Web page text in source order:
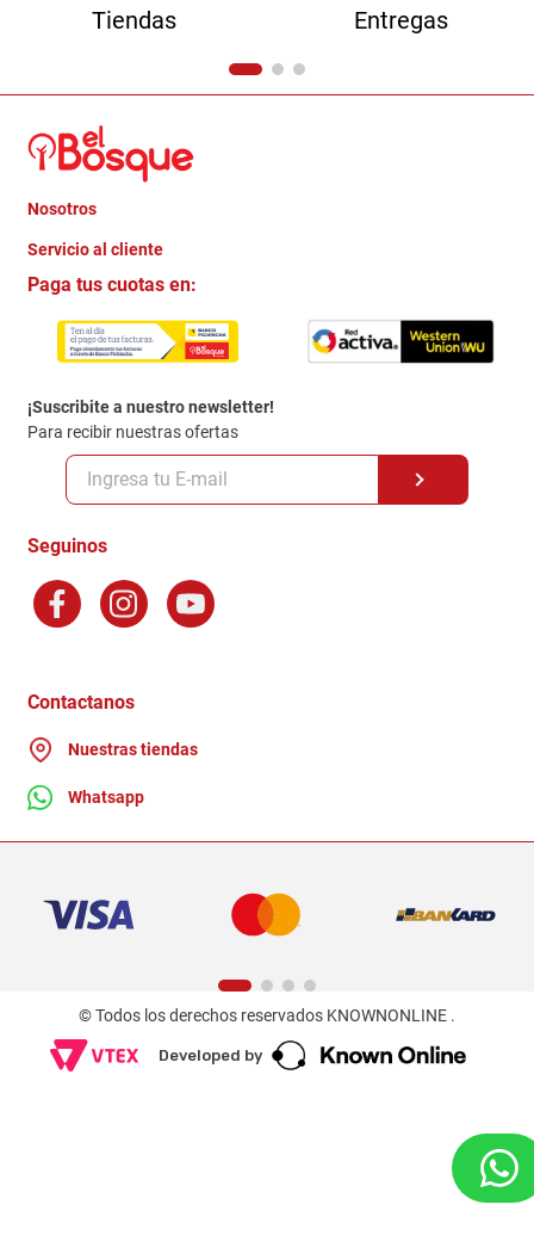
Tiendas Entregas
Nosotros
Quienes somos
Trabaja con Nosotros
Contacto
Servicio al cliente
Crédito Directo
Garantia
Politica de Privacidad
Políticas y condiciones GiftCard
Formas de Pago
Terminos y Condiciones
Factura Electronica
Ganadores - Promociones
Paga tus cuotas en:
¡Suscribite a nuestro newsletter!
Para recibir nuestras ofertas
Seguinos
Contactanos
Nuestras tiendas
Whatsapp
© Todos los derechos reservados KNOWNONLINE .
Developed by